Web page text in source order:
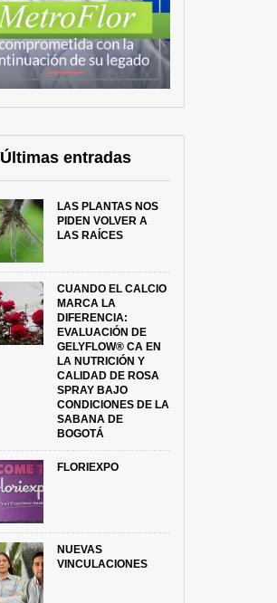
Últimas entradas
LAS PLANTAS NOS
PIDEN VOLVER A
LAS RAÍCES
CUANDO EL CALCIO
MARCA LA
DIFERENCIA:
EVALUACIÓN DE
GELYFLOW® CA EN
LA NUTRICIÓN Y
CALIDAD DE ROSA
SPRAY BAJO
CONDICIONES DE LA
SABANA DE
BOGOTÁ
FLORIEXPO
NUEVAS
VINCULACIONES